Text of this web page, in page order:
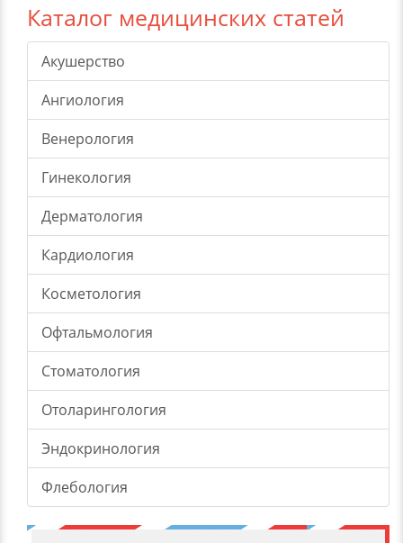
Каталог медицинских статей
Акушерство
Ангиология
Венерология
Гинекология
Дерматология
Кардиология
Косметология
Офтальмология
Стоматология
Отоларингология
Эндокринология
Флебология